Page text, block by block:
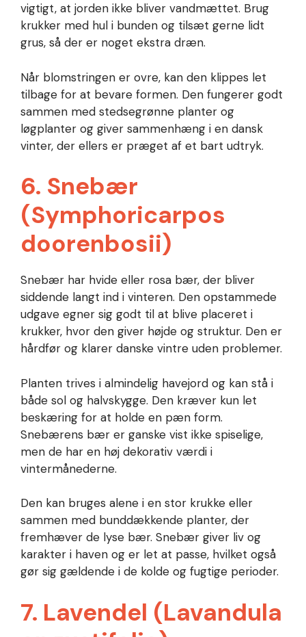
vigtigt, at jorden ikke bliver vandmættet. Brug
krukker med hul i bunden og tilsæt gerne lidt
grus, så der er noget ekstra dræn.
Når blomstringen er ovre, kan den klippes let
tilbage for at bevare formen. Den fungerer godt
sammen med stedsegrønne planter og
løgplanter og giver sammenhæng i en dansk
vinter, der ellers er præget af et bart udtryk.
6. Snebær
(Symphoricarpos
doorenbosii)
Snebær har hvide eller rosa bær, der bliver
siddende langt ind i vinteren. Den opstammede
udgave egner sig godt til at blive placeret i
krukker, hvor den giver højde og struktur. Den er
hårdfør og klarer danske vintre uden problemer.
Planten trives i almindelig havejord og kan stå i
både sol og halvskygge. Den kræver kun let
beskæring for at holde en pæn form.
Snebærens bær er ganske vist ikke spiselige,
men de har en høj dekorativ værdi i
vintermånederne.
Den kan bruges alene i en stor krukke eller
sammen med bunddækkende planter, der
fremhæver de lyse bær. Snebær giver liv og
karakter i haven og er let at passe, hvilket også
gør sig gældende i de kolde og fugtige perioder.
7. Lavendel (Lavandula